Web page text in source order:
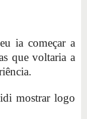
eu ia começar a
que voltaria a
mostrar logo